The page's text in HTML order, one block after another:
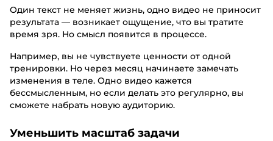
Один текст не меняет жизнь, одно видео не приносит
результата — возникает ощущение, что вы тратите
время зря. Но смысл появится в процессе.
Например, вы не чувствуете ценности от одной
тренировки. Но через месяц начинаете замечать
изменения в теле. Одно видео кажется
бессмысленным, но если делать это регулярно, вы
сможете набрать новую аудиторию.
Уменьшить масштаб задачи